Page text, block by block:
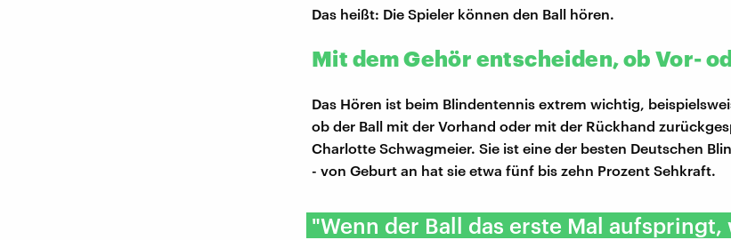
Das heißt: Die Spieler können den Ball hören.
Mit dem Gehör entscheiden, ob Vor-
Das Hören ist beim Blindentennis extrem wichtig,
ob der Ball mit der Vorhand oder mit der Rückhand
Charlotte Schwagmeier. Sie ist eine der besten Deutschen
- von Geburt an hat sie etwa fünf bis zehn Prozent Sehkraft.
"Wenn der Ball das erste Mal aufspringt,